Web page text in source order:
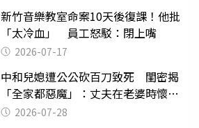
新竹音樂教室命案10天後復課！他批
「太冷血」 員工怒駁：閉上嘴
2026-07-17
中和兒媳遭公公砍百刀致死 閨密揭
「全家都惡魔」：丈夫在老婆時懷孕
摔東西
2026-07-28